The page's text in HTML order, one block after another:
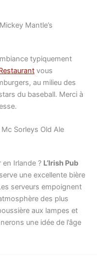
Mantle’s
typiquement
vous
au milieu des
du baseball. Merci à
Sorleys Old Ale
Irlande ? L’Irish Pub
une excellente bière
serveurs empoignent
des plus
aux lampes et
une idée de l’âge